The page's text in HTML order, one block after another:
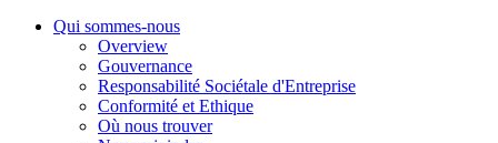
Qui sommes-nous
Overview
Gouvernance
Responsabilité Sociétale d'Entreprise
Conformité et Ethique
Où nous trouver